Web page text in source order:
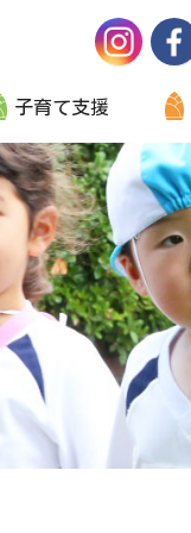
子育て支援